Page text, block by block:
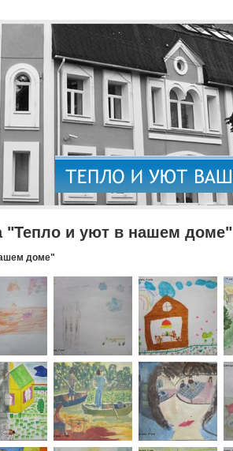
"Тепло и уют в нашем доме"
доме"